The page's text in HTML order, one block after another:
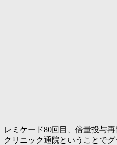
レミケード80回目、倍量投与
クリニック通院ということで